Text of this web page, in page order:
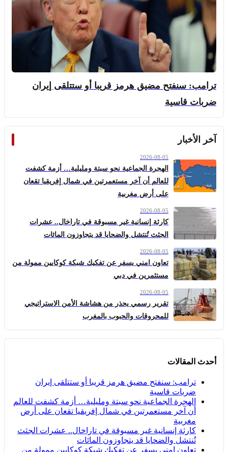
ترامب: سنفتح مضيق هرمز قريبا أو ستتلقى إيران
ضربات قاسية
آخر الأخبار
2026-08-05
الهجرة الجماعية نحو سبتة ومليلية… أزمة كشفت
للعالم أن آخر مستعمرتين في شمال إفريقيا تقعان
على أرض مغربية
2026-08-05
كارثة إنسانية غير مسبوقة في تاراخال.. عشرات
الجثث تُنتشل والضحايا قد يتجاوزون المائات
2026-08-05
تعاون امني يسفر عن تفكيك شبكة كوكايين ممولة من
مستثمرين في دبي
2026-08-05
تقرير رسمي يحذر من هشاشة الأمن الاستراتيجي
للمحروقات والحبوب بالمغرب
أحدث المقالات
ترامب: سنفتح مضيق هرمز قريبا أو ستتلقى إيران
ضربات قاسية
الهجرة الجماعية نحو سبتة ومليلية… أزمة كشفت للعالم
أن آخر مستعمرتين في شمال إفريقيا تقعان على أرض
مغربية
كارثة إنسانية غير مسبوقة في تاراخال.. عشرات الجثث
تُنتشل والضحايا قد يتجاوزون المائات
تعاون امني يسفر عن تفكيك شبكة كوكايين ممولة من